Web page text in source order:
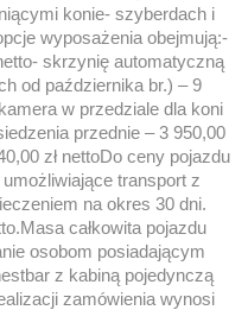
konie- szyberdach i
wyposażenia obejmują:-
skrzynię automatyczną
od października br.) – 9
w przedziale dla koni
przednie – 3 950,00
zł nettoDo ceny pojazdu
transport z
na okres 30 dni.
całkowita pojazdu
osobom posiadającym
z kabiną pojedynczą
zamówienia wynosi